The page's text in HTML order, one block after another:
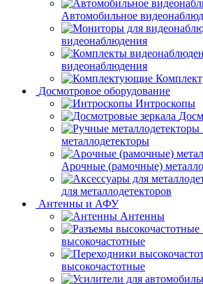
Автомобильное
видеонаблюдения
видеонаблюдения
Досмотровое оборудование
Интроскопы
металлодетекторы
Арочные (рамочные)
для металлодетекторов
Антенны и АФУ
Антенны
высокочастотные
высокочастотные